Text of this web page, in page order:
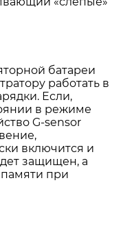
батареи
работать в
Если,
в режиме
G-sensor
включится и
защищен, а
памяти при